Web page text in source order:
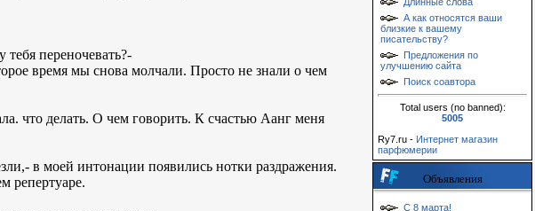
переночевать?-
время мы снова молчали. Просто не знали о чем
что делать. О чем говорить. К счастью Аанг меня
в моей интонации появились нотки раздражения.
репертуаре.
А как относятся ваши
близкие к вашему
писательству?
Предложения по
улучшению сайта
Поиск соавтора
Total users (no banned):
5005
Ry7.ru - Интернет магазин
парфюмерии
Объявления
С 8 марта!